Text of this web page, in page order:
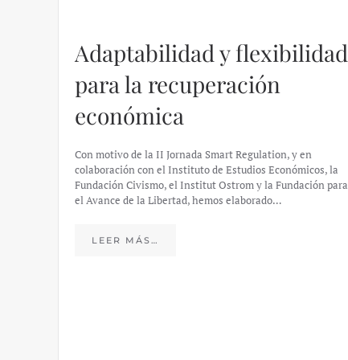
Adaptabilidad y flexibilidad
para la recuperación
económica
Con motivo de la II Jornada Smart Regulation, y en
colaboración con el Instituto de Estudios Económicos, la
Fundación Civismo, el Institut Ostrom y la Fundación para
el Avance de la Libertad, hemos elaborado…
LEER MÁS…